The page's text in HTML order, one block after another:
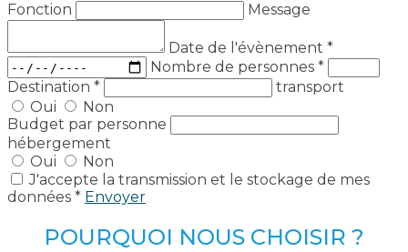
Fonction
Message
Date de l'évènement *
Nombre de personnes *
Destination *
transport
Oui
Non
Budget par personne
hébergement
Oui
Non
J'accepte la transmission et le stockage de mes
données * Envoyer
POURQUOI NOUS CHOISIR ?